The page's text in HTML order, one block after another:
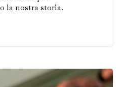
la nostra storia.